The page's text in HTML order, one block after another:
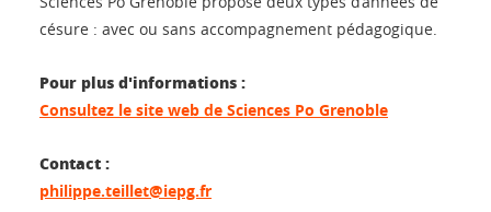
césure : avec ou sans accompagnement pédagogique.
Pour plus d'informations :
Consultez le site web de Sciences Po Grenoble
Contact :
philippe.teillet@iepg.fr